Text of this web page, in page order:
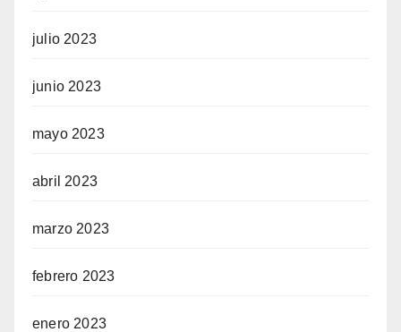
julio 2023
junio 2023
mayo 2023
abril 2023
marzo 2023
febrero 2023
enero 2023